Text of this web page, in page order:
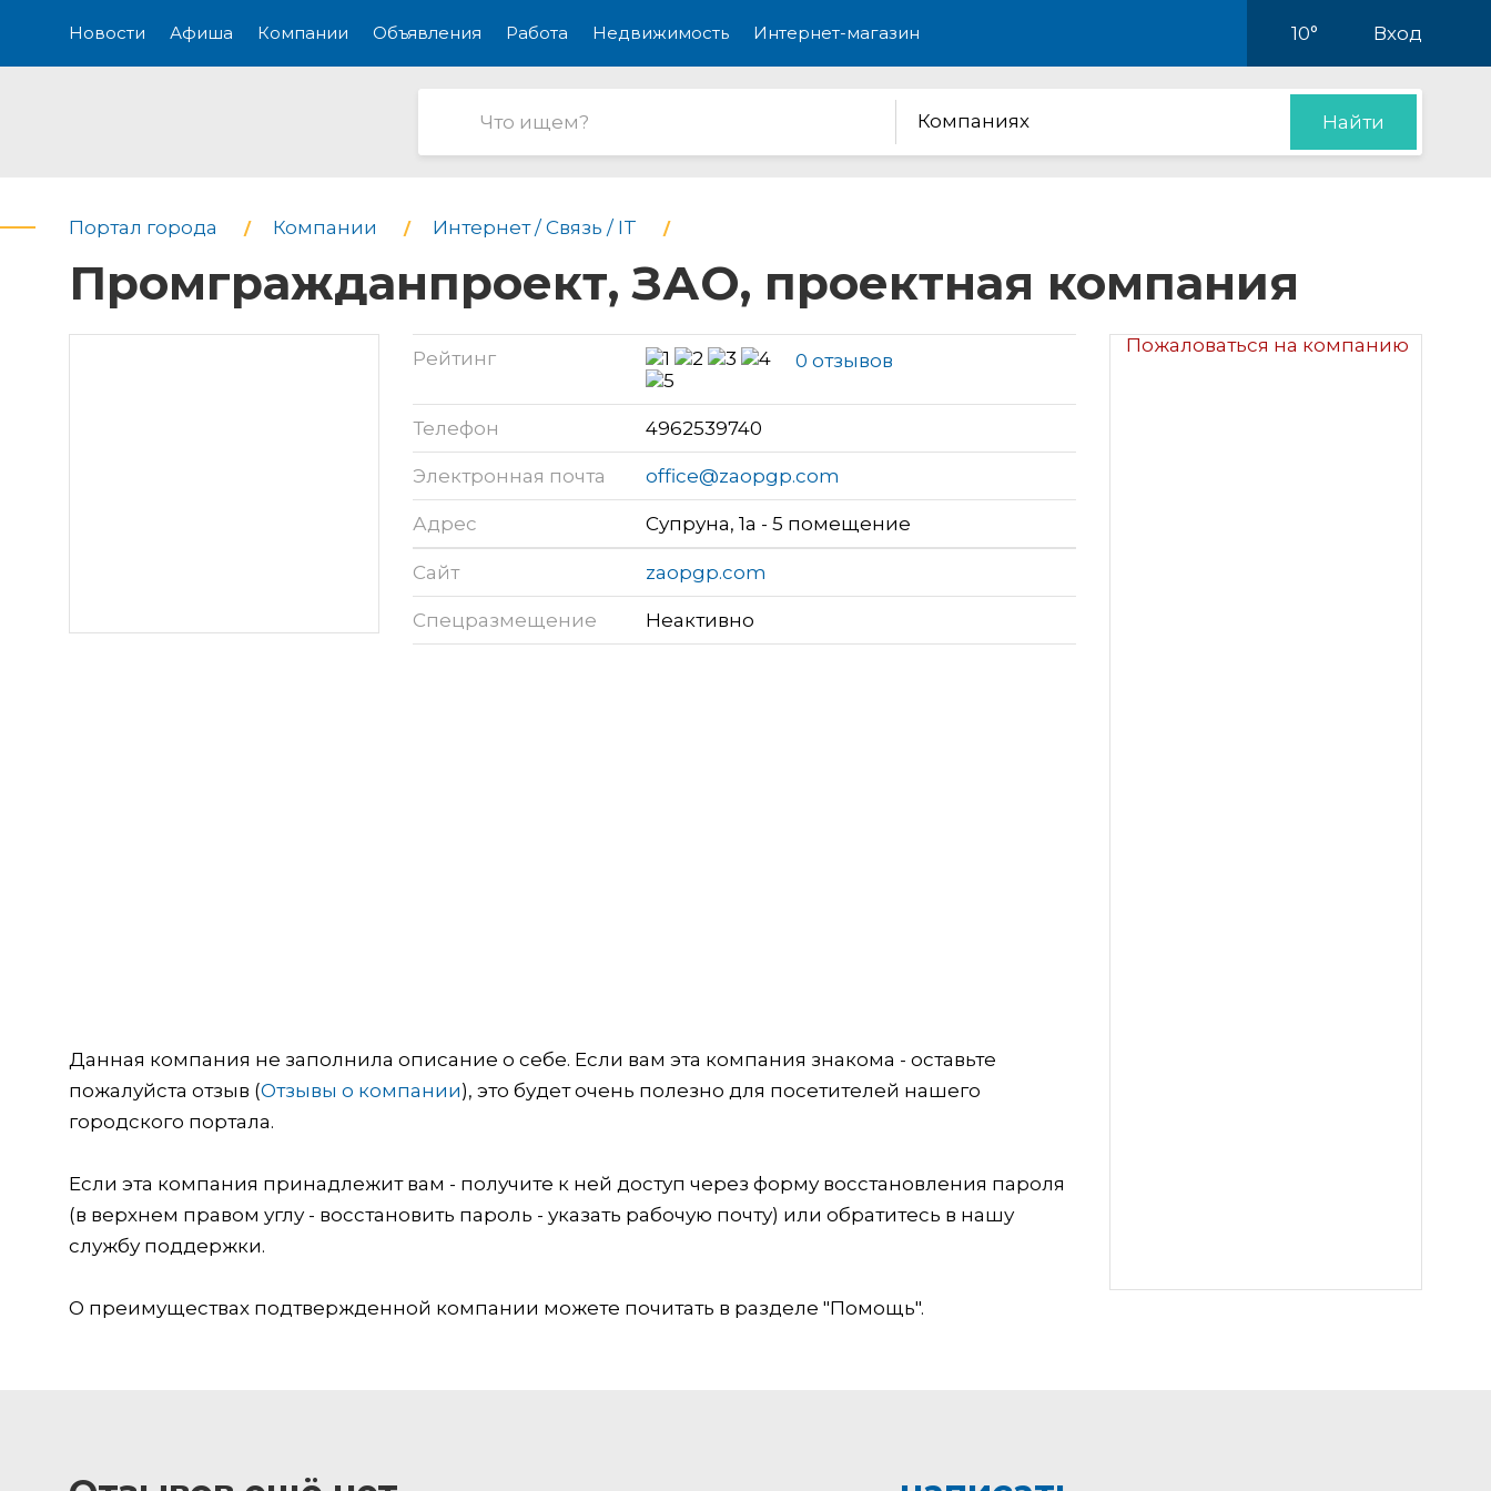
Новости Афиша Компании Объявления Работа Недвижимость Интернет-магазин 10° Вход
Компаниях Найти
Портал города Компании Интернет / Связь / IT
Промгражданпроект, ЗАО, проектная компания
Пожаловаться на компанию
Рейтинг 0 отзывов
Телефон 4962539740
Электронная почта office@zaopgp.com
Адрес Супруна, 1а - 5 помещение
Сайт zaopgp.com
Спецразмещение Неактивно
Данная компания не заполнила описание о себе. Если вам эта компания знакома - оставьте
пожалуйста отзыв (Отзывы о компании), это будет очень полезно для посетителей нашего
городского портала.
Если эта компания принадлежит вам - получите к ней доступ через форму восстановления пароля
(в верхнем правом углу - восстановить пароль - указать рабочую почту) или обратитесь в нашу
службу поддержки.
О преимуществах подтвержденной компании можете почитать в разделе "Помощь".